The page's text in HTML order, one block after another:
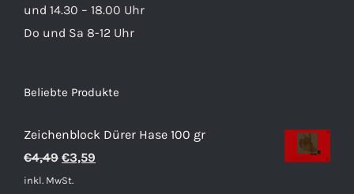
und 14.30 – 18.00 Uhr
Do und Sa 8-12 Uhr
Beliebte Produkte
Zeichenblock Dürer Hase 100 gr
€4,49 Ursprünglicher
Preis
€3,59
inkl. MwSt.